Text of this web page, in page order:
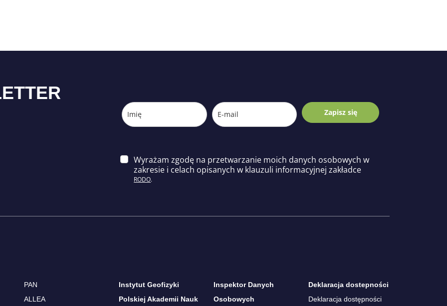
Zapisz się
Wyrażam zgodę na przetwarzanie moich danych osobowych w
zakresie i celach opisanych w klauzuli informacyjnej zakładce
RODO.
PAN
ALLEA
Instytut Geofizyki
Polskiej Akademii Nauk
Inspektor Danych
Osobowych
Deklaracja dostepności
Deklaracja dostępności